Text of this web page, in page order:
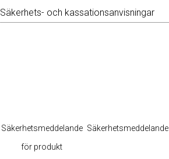
Säkerhets- och kassationsanvisningar
Säkerhetsmeddelande
för produkt
Säkerhetsmeddelande